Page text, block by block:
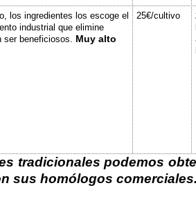
los ingredientes los escoge el
industrial que elimine
ser beneficiosos. Muy alto
25€/cultivo
tradicionales podemos
sus homólogos comerciales.